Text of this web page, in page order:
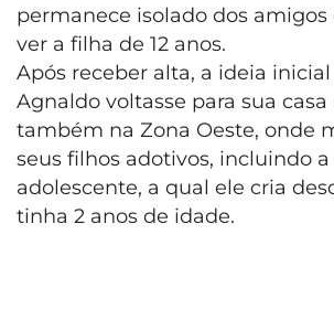
permanece isolado dos
ver a filha de 12 anos.
Após receber alta, a ideia
Agnaldo voltasse para sua casa
também na Zona Oeste, onde
seus filhos adotivos, incluindo a
adolescente, a qual ele cria
tinha 2 anos de idade.